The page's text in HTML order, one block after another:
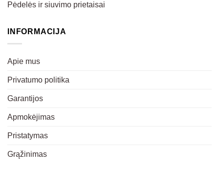
Pėdelės ir siuvimo prietaisai
INFORMACIJA
Apie mus
Privatumo politika
Garantijos
Apmokėjimas
Pristatymas
Grąžinimas